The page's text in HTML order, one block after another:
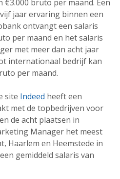
€3.000 bruto per maand. Een
jaar ervaring binnen een
ontvangt een salaris
per maand en het salaris
met meer dan acht jaar
internationaal bedrijf kan
per maand.
site Indeed heeft een
met de topbedrijven voor
de acht plaatsen in
Manager het meest
Haarlem en Heemstede in
gemiddeld salaris van